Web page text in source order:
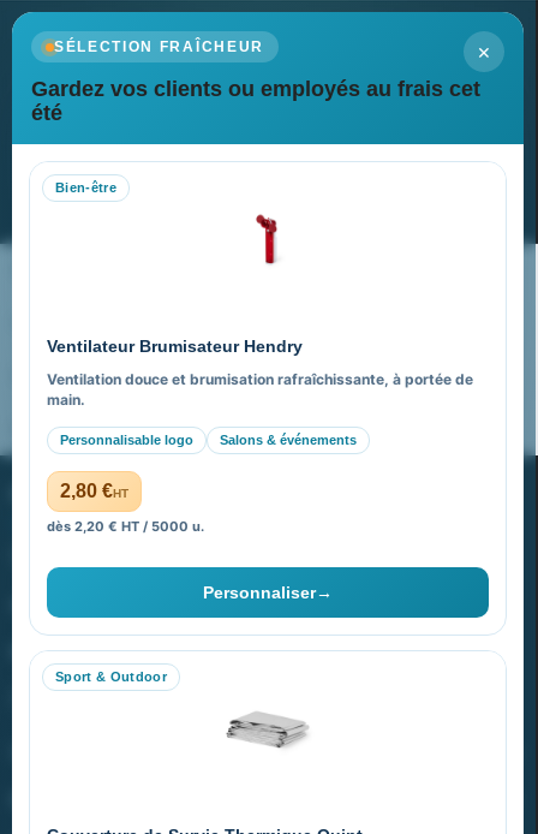
×
SÉLECTION FRAÎCHEUR
Gardez vos clients ou employés au frais cet
été
Bien-être
Ventilateur Brumisateur Hendry
Ventilation douce et brumisation rafraîchissante, à portée de
main.
Personnalisable logo Salons & événements
2,80 €HT
dès 2,20 € HT / 5000 u.
Personnaliser→
Sport & Outdoor
Newsletter
Recevez nos dernières nouvelles et nos offres spéciales
Nos expertises & accompagnement global
FAQ sur Promenoch Goodies Pub France
Pourquoi ça a marché à 100% pour moi ?
PROMENOCH GOODIES
40 rue Madeleine Michelis
92 200 Neuilly